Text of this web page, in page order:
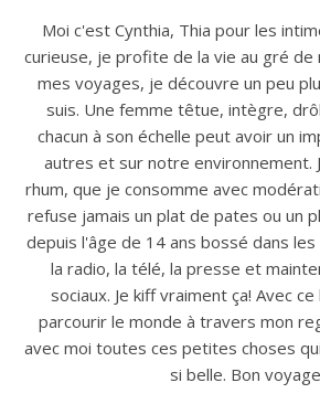
Moi c'est Cynthia, Thia pour les
curieuse, je profite de la vie au gré de
mes voyages, je découvre un peu
suis. Une femme têtue, intègre,
chacun à son échelle peut avoir un
autres et sur notre environnement.
rhum, que je consomme avec
refuse jamais un plat de pates ou un
depuis l'âge de 14 ans bossé dans
la radio, la télé, la presse et
sociaux. Je kiff vraiment ça! Avec
parcourir le monde à travers mon
avec moi toutes ces petites choses
si belle. Bon